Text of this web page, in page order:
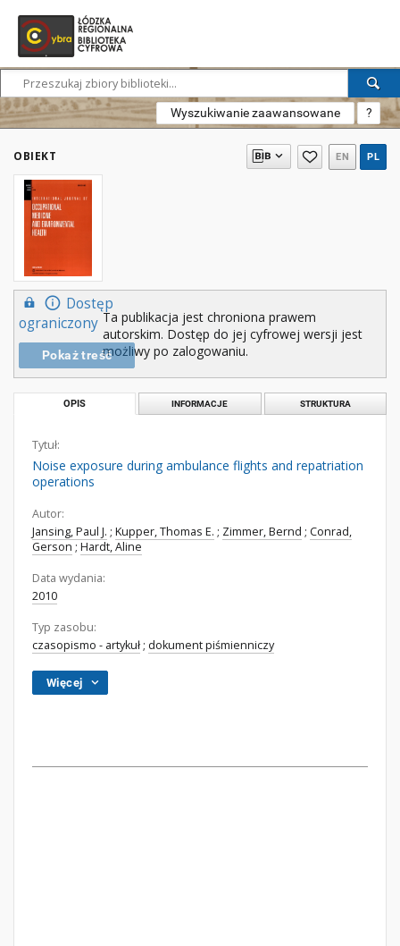
Wyszukiwanie zaawansowane ?
OBIEKT EN PL
Dostęp
ograniczony
Pokaż treść
Ta publikacja jest chroniona prawem
autorskim. Dostęp do jej cyfrowej wersji jest
możliwy po zalogowaniu.
OPIS INFORMACJE STRUKTURA
Tytuł:
Noise exposure during ambulance flights and repatriation
operations
Autor:
Jansing, Paul J. ; Kupper, Thomas E. ; Zimmer, Bernd ; Conrad,
Gerson ; Hardt, Aline
Data wydania:
2010
Typ zasobu:
czasopismo - artykuł ; dokument piśmienniczy
Więcej